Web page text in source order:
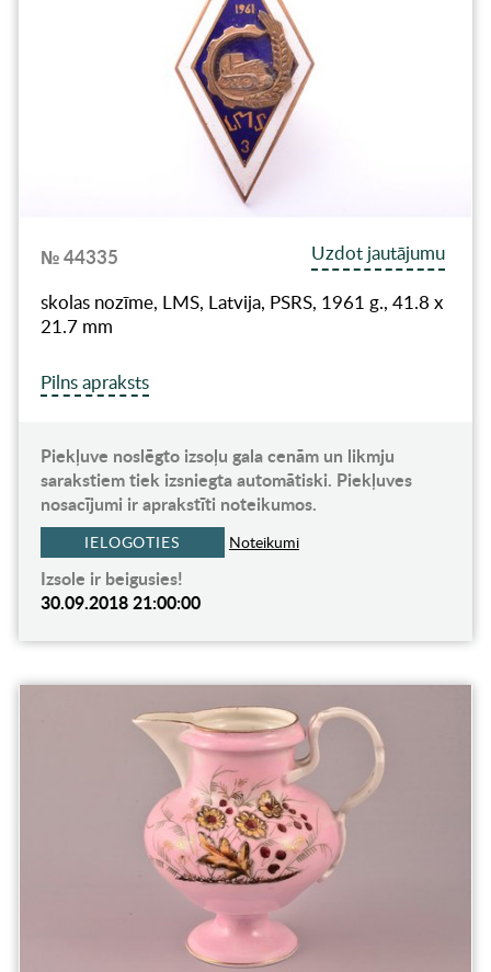
№ 44335
Uzdot jautājumu
skolas nozīme, LMS, Latvija, PSRS, 1961 g., 41.8 x
21.7 mm
Pilns apraksts
Piekļuve noslēgto izsoļu gala cenām un likmju
sarakstiem tiek izsniegta automātiski. Piekļuves
nosacījumi ir aprakstīti noteikumos.
IELOGOTIES Noteikumi
Izsole ir beigusies!
30.09.2018 21:00:00